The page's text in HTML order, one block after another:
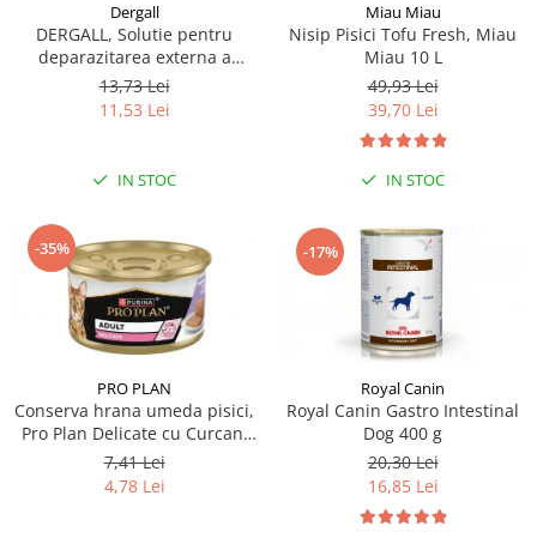
Dergall
DERGALL, Solutie pentru
deparazitarea externa a
gainilor si adaposturilor 10 ml
13,73 Lei
11,53 Lei
IN STOC
Miau Miau
Nisip Pisici Tofu Fresh, Miau
Miau 10 L
49,93 Lei
39,70 Lei
IN STOC
-35%
PRO PLAN
Conserva hrana umeda pisici,
Pro Plan Delicate cu Curcan,
85 g
7,41 Lei
4,78 Lei
-17%
Royal Canin
Royal Canin Gastro Intestinal
Dog 400 g
20,30 Lei
16,85 Lei